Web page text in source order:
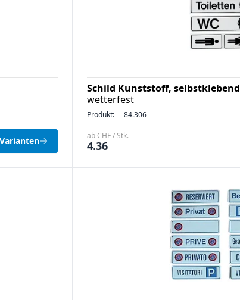
Schild Kunststoff, selbstklebend
wetterfest
Produkt: 84.306
ab CHF / Stk.
4.36